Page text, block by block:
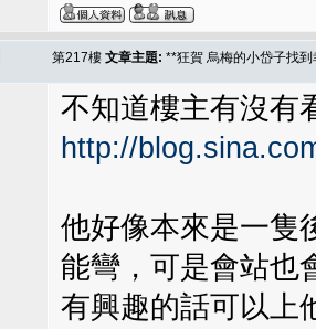
第217樓 文章主題: **狂賀 烏梅的小岱子找
不知道樓主有沒有
http://
他好像本來是一隻
能彎，可是會站也
有興趣的話可以上